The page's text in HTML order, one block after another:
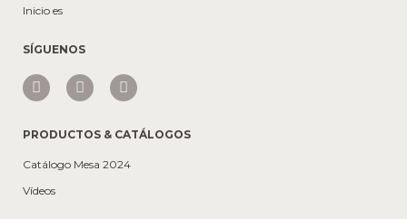
Inicio es
SÍGUENOS
PRODUCTOS & CATÁLOGOS
Catálogo Mesa 2024
Vídeos